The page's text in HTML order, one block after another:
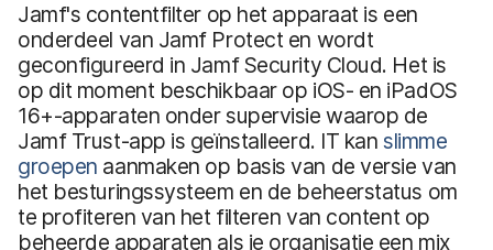
Jamf's contentfilter op het apparaat is een
onderdeel van Jamf Protect en wordt
geconfigureerd in Jamf Security Cloud. Het is
op dit moment beschikbaar op iOS- en iPadOS
16+-apparaten onder supervisie waarop de
Jamf Trust-app is geïnstalleerd. IT kanslimme
groepen aanmaken op basis van de versie van
het besturingssysteem en de beheerstatus om
te profiteren van het filteren van content op
beheerde apparaten als je organisatie een mix